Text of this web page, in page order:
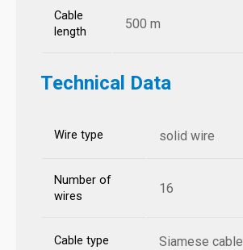
Cable
length
500 m
Technical Data
Wire type solid wire
Number of
wires
16
Cable type Siamese cable